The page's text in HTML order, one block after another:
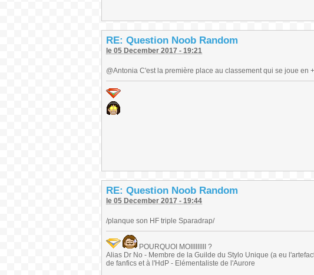
RE: Question Noob Random
le 05 December 2017 - 19:21
@Antonia C'est la première place au classement qui se joue en
RE: Question Noob Random
le 05 December 2017 - 19:44
/planque son HF triple Sparadrap/
POURQUOI MOIIIIIIIII ?
Alias Dr No - Membre de la Guilde du Stylo Unique (a eu
de fanfics et à l'HdP - Elémentaliste de l'Aurore